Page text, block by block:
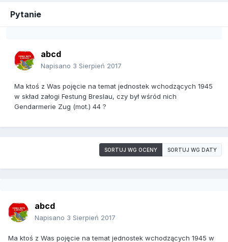
Pytanie
abcd
Napisano 3 Sierpień 2017
Ma ktoś z Was pojęcie na temat jednostek wchodzących 1945
w skład załogi Festung Breslau, czy był wśród nich
Gendarmerie Zug (mot.) 44 ?
SORTUJ WG OCENY SORTUJ WG DATY
abcd
Napisano 3 Sierpień 2017
Ma ktoś z Was pojęcie na temat jednostek wchodzących 1945 w